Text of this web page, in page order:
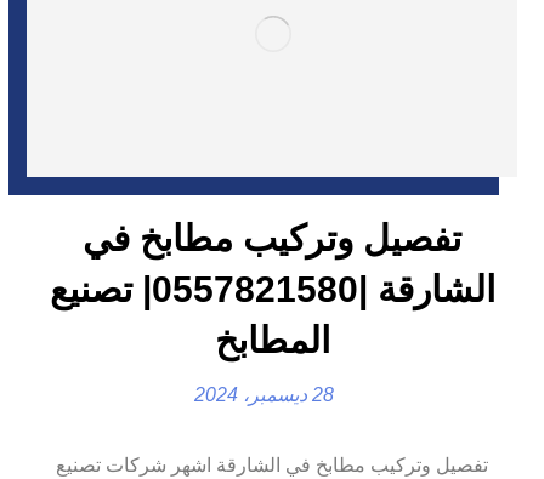
تفصيل وتركيب مطابخ في
الشارقة |0557821580| تصنيع
المطابخ
28 ديسمبر، 2024
تفصيل وتركيب مطابخ في الشارقة اشهر شركات تصنيع